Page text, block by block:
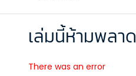
เล่มนี้ห้ามพลาด
There was an error